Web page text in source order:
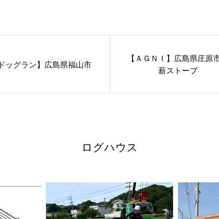
ッグラン】広島県福山市
【ＡＧＮＩ】広島県庄原
薪ストーブ
ログハウス